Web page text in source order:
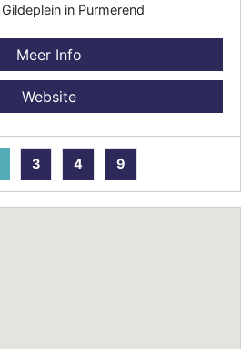
in Purmerend
Meer Info
Website
3 4 9